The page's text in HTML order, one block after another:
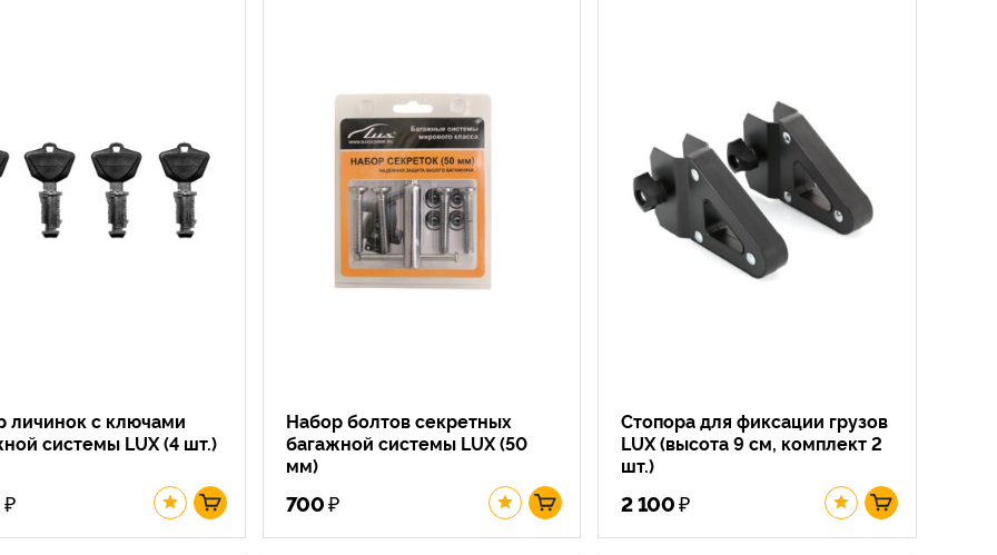
личинок с ключами
системы LUX (4 шт.)
₽
Набор болтов секретных
багажной системы LUX (50
мм)
700₽
Стопора для фиксации грузов
LUX (высота 9 см, комплект 2
шт.)
2 100₽